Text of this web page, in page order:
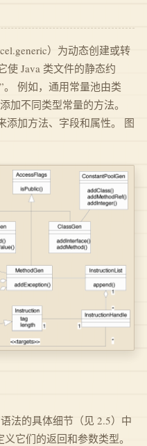
）为动态创建或转
使 Java 类文件的静态约
例如，通用常量池由类
加不同类型常量的方法。
添加方法、字段和属性。 图
法的具体细节（见 2.5）中
它们的返回和参数类型。